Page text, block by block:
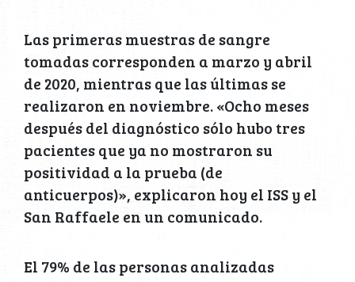
Las primeras muestras de sangre
tomadas corresponden a marzo y abril
de 2020, mientras que las últimas se
realizaron en noviembre. «Ocho meses
después del diagnóstico sólo hubo tres
pacientes que ya no mostraron su
positividad a la prueba (de
anticuerpos)», explicaron hoy el ISS y el
San Raffaele en un comunicado.
El 79% de las personas analizadas